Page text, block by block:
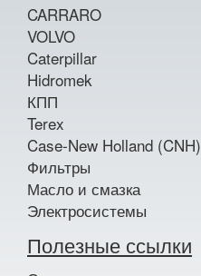
CARRARO
VOLVO
Caterpillar
Hidromek
КПП
Terex
Case-New Holland (CNH)
Фильтры
Масло и смазка
Электросистемы
Полезные ссылки